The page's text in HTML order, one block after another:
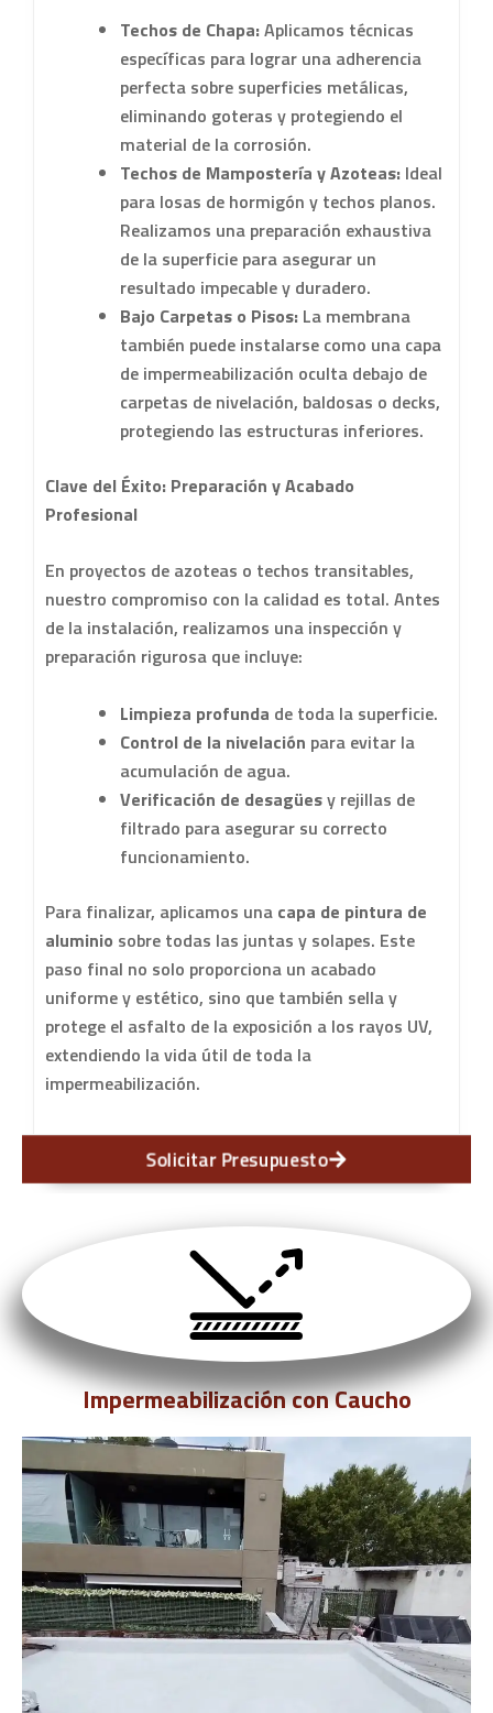
Techos de Chapa:Aplicamos técnicas
específicas para lograr una adherencia
perfecta sobre superficies metálicas,
eliminando goteras y protegiendo el
material de la corrosión.
Techos de Mampostería y Azoteas: Ideal
para losas de hormigón y techos planos.
Realizamos una preparación exhaustiva
de la superficie para asegurar un
resultado impecable y duradero.
Bajo Carpetas o Pisos: La membrana
también puede instalarse como una capa
de impermeabilización oculta debajo de
carpetas de nivelación, baldosas o decks,
protegiendo las estructuras inferiores.
Clave del Éxito: Preparación y Acabado
Profesional
En proyectos de azoteas o techos transitables,
nuestro compromiso con la calidad es total. Antes
de la instalación, realizamos una inspección y
preparación rigurosa que incluye:
Limpieza profunda de toda la superficie.
Control de la nivelación para evitar la
acumulación de agua.
Verificación de desagüesy rejillas de
filtrado para asegurar su correcto
funcionamiento.
Para finalizar, aplicamos una capa de pintura de
aluminio sobre todas las juntas y solapes. Este
paso final no solo proporciona un acabado
uniforme y estético, sino que también sella y
protege el asfalto de la exposición a los rayos UV,
extendiendo la vida útil de toda la
impermeabilización.
Solicitar Presupuesto
Impermeabilización con Caucho